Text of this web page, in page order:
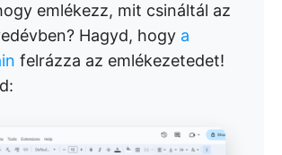
emlékezz, mit csináltál az
Hagyd, hogy a
felrázza az emlékezetedet!